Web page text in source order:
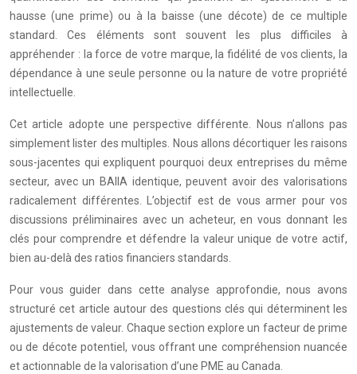
hausse (une prime) ou à la baisse (une décote) de ce multiple
standard. Ces éléments sont souvent les plus difficiles à
appréhender : la force de votre marque, la fidélité de vos clients, la
dépendance à une seule personne ou la nature de votre propriété
intellectuelle.
Cet article adopte une perspective différente. Nous n’allons pas
simplement lister des multiples. Nous allons décortiquer les raisons
sous-jacentes qui expliquent pourquoi deux entreprises du même
secteur, avec un BAIIA identique, peuvent avoir des valorisations
radicalement différentes. L’objectif est de vous armer pour vos
discussions préliminaires avec un acheteur, en vous donnant les
clés pour comprendre et défendre la valeur unique de votre actif,
bien au-delà des ratios financiers standards.
Pour vous guider dans cette analyse approfondie, nous avons
structuré cet article autour des questions clés qui déterminent les
ajustements de valeur. Chaque section explore un facteur de prime
ou de décote potentiel, vous offrant une compréhension nuancée
et actionnable de la valorisation d’une PME au Canada.